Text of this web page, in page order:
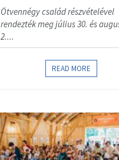
Ötvennégy család részvételével
rendezték meg július 30. és
2....
READ MORE